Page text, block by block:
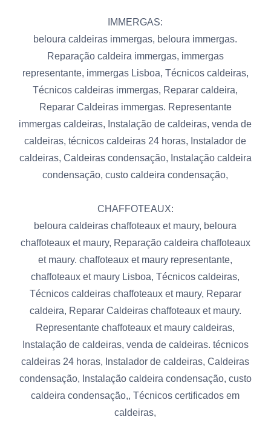
IMMERGAS:
beloura caldeiras immergas, beloura immergas.
Reparação caldeira immergas, immergas
representante, immergas Lisboa, Técnicos caldeiras,
Técnicos caldeiras immergas, Reparar caldeira,
Reparar Caldeiras immergas. Representante
immergas caldeiras, Instalação de caldeiras, venda de
caldeiras, técnicos caldeiras 24 horas, Instalador de
caldeiras, Caldeiras condensação, Instalação caldeira
condensação, custo caldeira condensação,
CHAFFOTEAUX:
beloura caldeiras chaffoteaux et maury, beloura
chaffoteaux et maury, Reparação caldeira chaffoteaux
et maury. chaffoteaux et maury representante,
chaffoteaux et maury Lisboa, Técnicos caldeiras,
Técnicos caldeiras chaffoteaux et maury, Reparar
caldeira, Reparar Caldeiras chaffoteaux et maury.
Representante chaffoteaux et maury caldeiras,
Instalação de caldeiras, venda de caldeiras. técnicos
caldeiras 24 horas, Instalador de caldeiras, Caldeiras
condensação, Instalação caldeira condensação, custo
caldeira condensação,, Técnicos certificados em
caldeiras,